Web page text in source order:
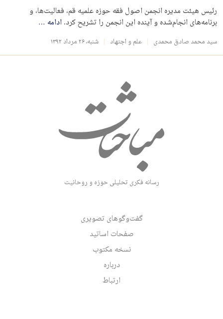
رئیس هیئت مدیره انجمن اصول فقه حوزه علمیه قم، فعالیت‌ها، و
برنامه‌های انجام‌شده و آینده این انجمن را تشریح کرد.ادامه …
سید محمد صادق محمدی علم و اجتهاد شنبه، ۲۶ مرداد ۱۳۹۲
رسانه فکری تحلیلی حوزه و روحانیت
گفت‌وگوهای تصویری
صفحات اساتید
نسخه مکتوب
درباره
ارتباط